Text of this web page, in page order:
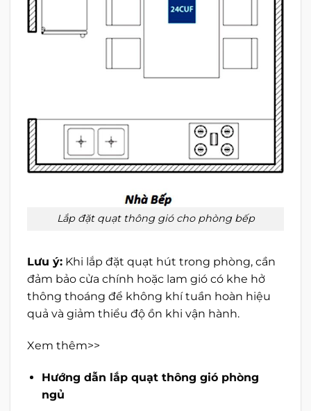
Lắp đặt quạt thông gió cho phòng bếp
Lưu ý: Khi lắp đặt quạt hút trong phòng, cần
đảm bảo cửa chính hoặc lam gió có khe hở
thông thoáng để không khí tuần hoàn hiệu
quả và giảm thiểu độ ồn khi vận hành.
Xem thêm>>
Hướng dẫn lắp quạt thông gió phòng
ngủ